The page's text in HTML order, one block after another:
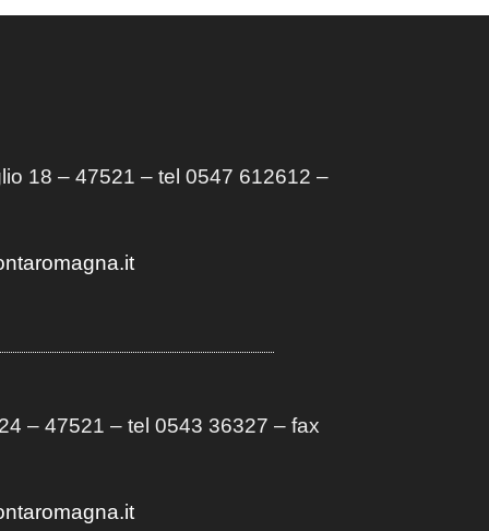
18 – 47521 – tel 0547 612612 –
– 47521 – tel 0543 36327 – fax